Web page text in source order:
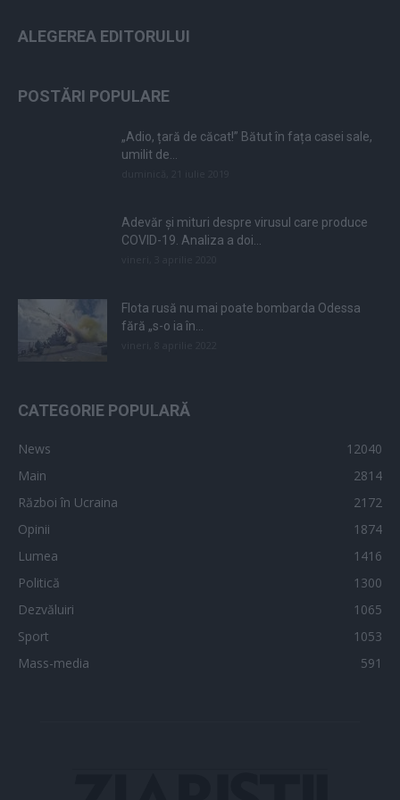
ALEGEREA EDITORULUI
POSTĂRI POPULARE
„Adio, țară de căcat!” Bătut în fața casei sale,
umilit de...
Adevăr și mituri despre virusul care produce
COVID-19. Analiza a doi...
Flota rusă nu mai poate bombarda Odessa
fără „s-o ia în...
CATEGORIE POPULARĂ
News
12040
Main
2814
Război în Ucraina
2172
Opinii
1874
Lumea
1416
Politică
1300
Dezvăluiri
1065
Sport
1053
Mass-media
591